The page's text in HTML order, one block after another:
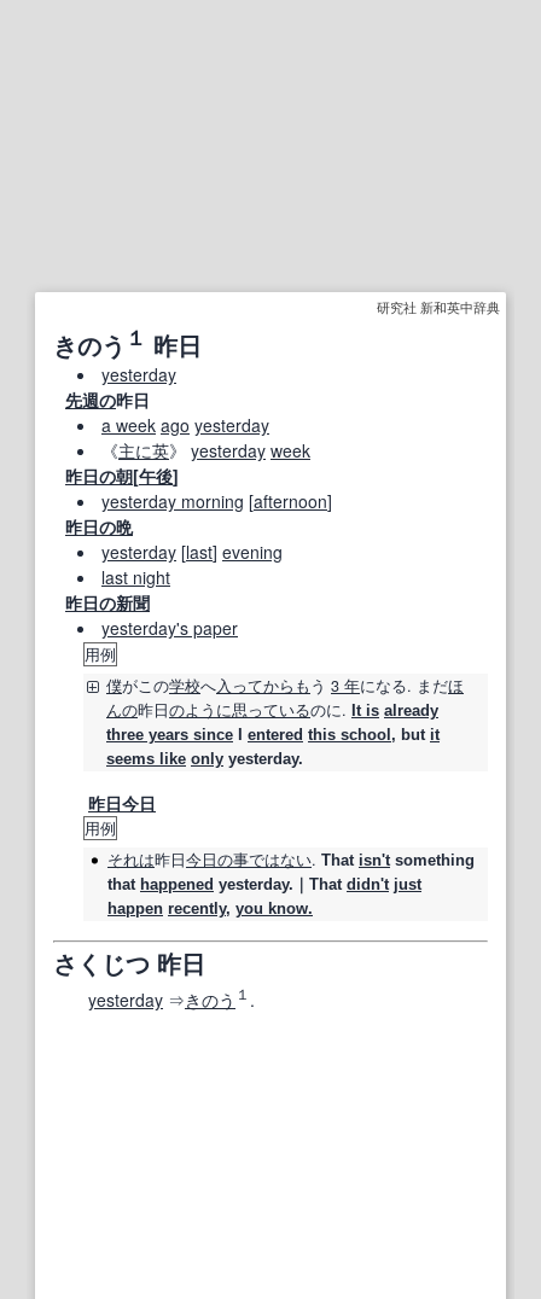
研究社 新和英中辞典
きのう １ 昨日
yesterday
先週の昨日
a week ago yesterday
《主に英》 yesterday week
昨日の朝[午後]
yesterday morning [afternoon]
昨日の晩
yesterday [last] evening
last night
昨日の新聞
yesterday's paper
用例
僕がこの学校へ入ってからも う 3 年になる. まだほ
んの昨日のように思っているのに. It is already
three years since
entered this school , but it
seems like only yesterday.
昨日今日
用例
それは昨日今日の事ではない. That isn'tsomething
that happened yesterday.｜That didn't just
happen recently, you know.
さくじつ 昨日
yesterday ⇒きのう １ .